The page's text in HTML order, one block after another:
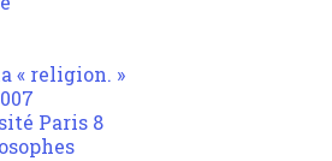
« religion. »
Paris 8